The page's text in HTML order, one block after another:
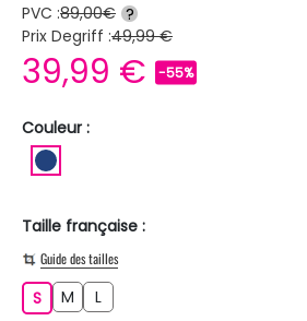
PVC :89,00€ ?
Prix Degriff :49,99 €
39,99 € -55%
Couleur :
Taille française :
Guide des tailles
SS M L